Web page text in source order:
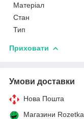
Матеріал
Стан
Тип
Приховати
Умови доставки
Нова Пошта
Магазини Rozetka